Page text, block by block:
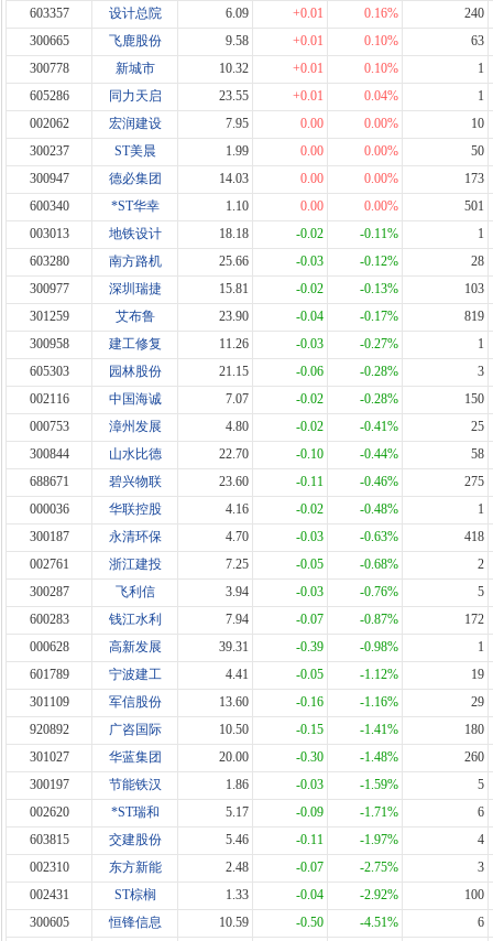
603357
设计总院 6.09 +0.01 0.16%
240
300665
飞鹿股份 9.58 +0.01 0.10%
63
300778
新城市 10.32 +0.01 0.10%
1
605286
同力天启 23.55 +0.01 0.04%
1
002062
宏润建设 7.95 0.00 0.00%
10
300237
ST美晨 1.99 0.00 0.00%
50
300947
德必集团 14.03 0.00 0.00%
173
600340
*ST华幸 1.10 0.00 0.00%
501
003013
地铁设计 18.18 -0.02 -0.11%
1
603280
南方路机 25.66 -0.03 -0.12%
28
300977
深圳瑞捷 15.81 -0.02 -0.13%
103
301259
艾布鲁 23.90 -0.04 -0.17%
819
300958
建工修复 11.26 -0.03 -0.27%
1
605303
园林股份 21.15 -0.06 -0.28%
3
002116
中国海诚 7.07 -0.02 -0.28%
150
000753
漳州发展 4.80 -0.02 -0.41%
25
300844
山水比德 22.70 -0.10 -0.44%
58
688671
碧兴物联 23.60 -0.11 -0.46%
275
000036
华联控股 4.16 -0.02 -0.48%
1
300187
永清环保 4.70 -0.03 -0.63%
418
002761
浙江建投 7.25 -0.05 -0.68%
2
300287
飞利信 3.94 -0.03 -0.76%
5
600283
钱江水利 7.94 -0.07 -0.87%
172
000628
高新发展 39.31 -0.39 -0.98%
1
601789
宁波建工 4.41 -0.05 -1.12%
19
301109
军信股份 13.60 -0.16 -1.16%
29
920892
广咨国际 10.50 -0.15 -1.41%
180
301027
华蓝集团 20.00 -0.30 -1.48%
260
300197
节能铁汉 1.86 -0.03 -1.59%
5
002620
*ST瑞和 5.17 -0.09 -1.71%
6
603815
交建股份 5.46 -0.11 -1.97%
4
002310
东方新能 2.48 -0.07 -2.75%
3
002431
ST棕榈 1.33 -0.04 -2.92%
100
300605
恒锋信息 10.59 -0.50 -4.51%
6